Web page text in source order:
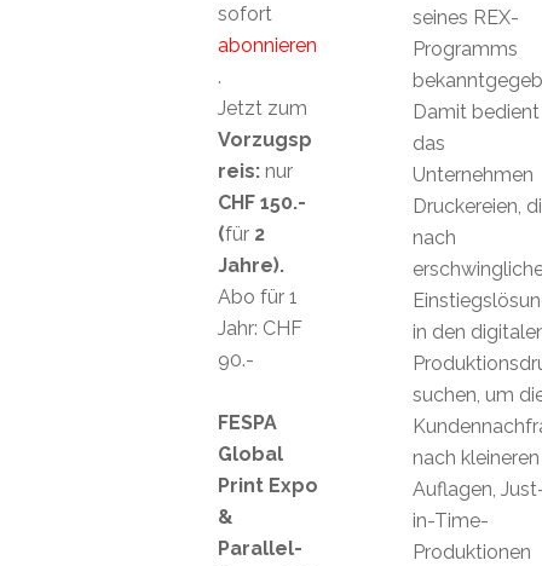
seines REX-
Programms
Damit bedient
das
Unternehmen
Druckereien,
nach
in den
suchen, um
nach kleineren
Auflagen,
in-Time-
Produktionen
sofort
abonnieren
.
Jetzt zum
Vorzugsp
reis: nur
CHF 150.-
(für 2
Jahre).
Abo für 1
Jahr: CHF
90.-
FESPA
Global
Print Expo
&
Parallel-